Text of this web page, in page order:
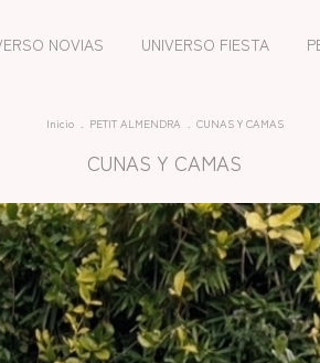
NOVIAS UNIVERSO FIESTA
Inicio . PETIT ALMENDRA . CUNAS Y CAMAS
CUNAS Y CAMAS